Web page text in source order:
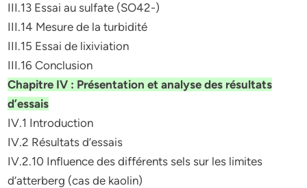
III.13 Essai au sulfate (SO42-)
III.14 Mesure de la turbidité
III.15 Essai de lixiviation
III.16 Conclusion
Chapitre IV : Présentation et analyse des résultats
d’essais
IV.1 Introduction
IV.2 Résultats d’essais
IV.2.10 Influence des différents sels sur les limites
d’atterberg (cas de kaolin)